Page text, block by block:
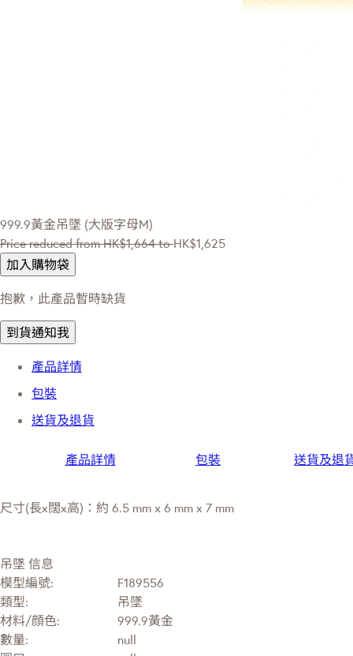
999.9黃金吊墜 (大版字母M)
Price reduced fromHK$1,664 toHK$1,625
加入購物袋
抱歉，此產品暫時缺貨
到貨通知我
產品詳情
包裝
送貨及退貨
產品詳情 包裝 送貨及退
尺寸(長x闊x高)：約 6.5 mm x 6 mm x 7 mm
吊墜 信息
模型編號:
F189556
類型:
吊墜
材料/顔色:
999.9黃金
數量:
null